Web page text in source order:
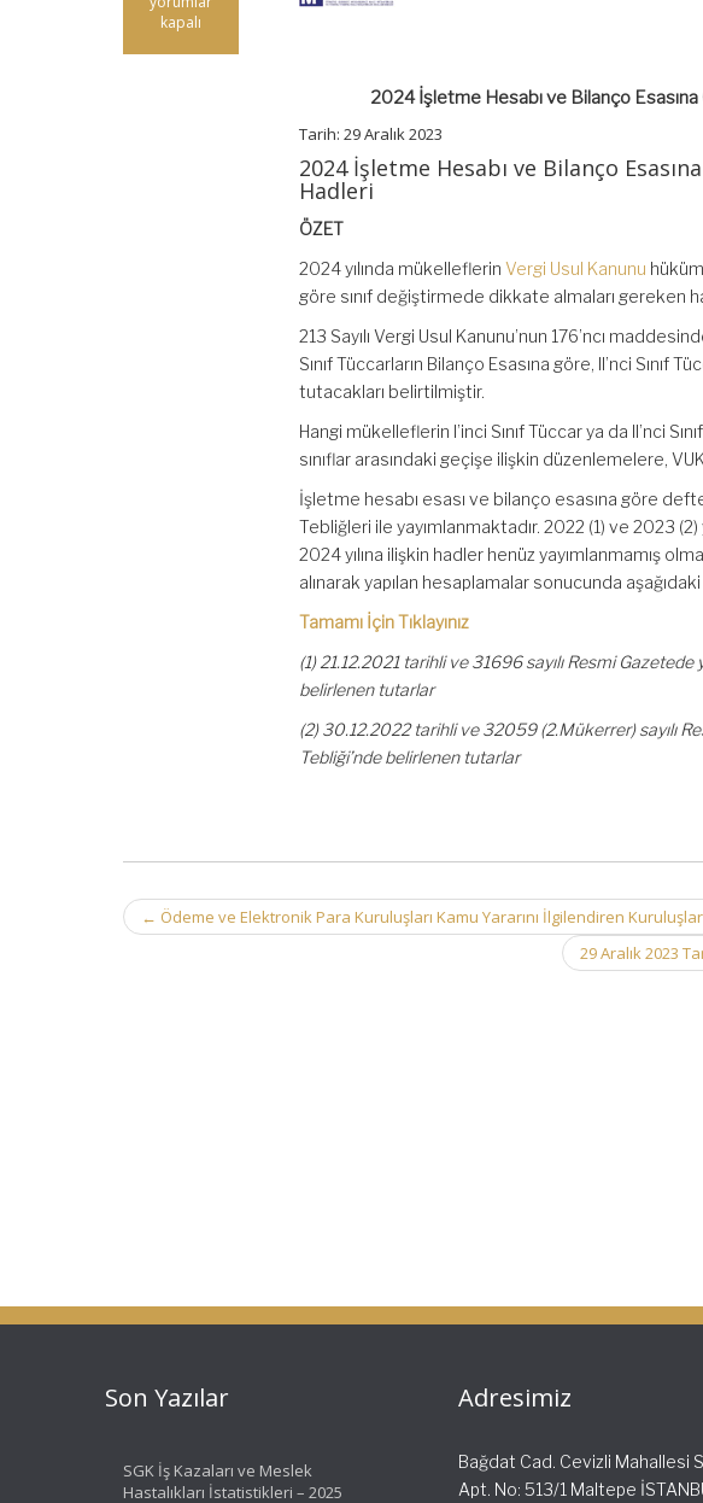
İşletme
kapalı
2024 İşletme Hesabı ve Bilanço
Tarih: 29 Aralık 2023
2024 İşletme Hesabı ve Bilanço
Hadleri
ÖZET
2024 yılında mükelleflerinVergi Usul Kanunu
göre sınıf değiştirmede dikkate almaları gereken
213 Sayılı Vergi Usul Kanunu’nun 176’ncı
Sınıf Tüccarların Bilanço Esasına göre, II’nci Sınıf
tutacakları belirtilmiştir.
Hangi mükelleflerin I’inci Sınıf Tüccar ya da II’nci
sınıflar arasındaki geçişe ilişkin düzenlemelere,
İşletme hesabı esası ve bilanço esasına göre
Tebliğleri ile yayımlanmaktadır. 2022 (1) ve 2023
2024 yılına ilişkin hadler henüz yayımlanmamış
alınarak yapılan hesaplamalar sonucunda
Tamamı İçin Tıklayınız
(1) 21.12.2021 tarihli ve 31696 sayılı Resmi
belirlenen tutarlar
(2) 30.12.2022 tarihli ve 32059 (2.Mükerrer) sayılı
Tebliği’nde belirlenen tutarlar
Post
← Ödeme ve Elektronik Para Kuruluşları Kamu Yararını İlgilendiren Kuruluşlar
29 Aralık 2023
Son Yazılar
SGK İş Kazaları ve Meslek
Hastalıkları İstatistikleri – 2025
Adresimiz
Bağdat Cad. Cevizli Mahallesi
Apt. No: 513/1 Maltepe